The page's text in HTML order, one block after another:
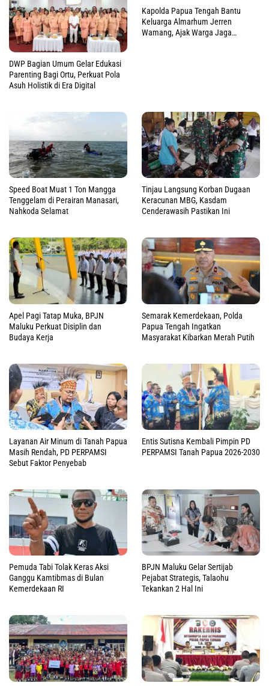
DWP Bagian Umum Gelar Edukasi
Parenting Bagi Ortu, Perkuat Pola
Asuh Holistik di Era Digital
Kapolda Papua Tengah Bantu
Keluarga Almarhum Jerren
Wamang, Ajak Warga Jaga
Speed Boat Muat 1 Ton Mangga
Tenggelam di Perairan Manasari,
Nahkoda Selamat
Tinjau Langsung Korban Dugaan
Keracunan MBG, Kasdam
Cenderawasih Pastikan Ini
Apel Pagi Tatap Muka, BPJN
Maluku Perkuat Disiplin dan
Budaya Kerja
Semarak Kemerdekaan, Polda
Papua Tengah Ingatkan
Masyarakat Kibarkan Merah Putih
Layanan Air Minum di Tanah Papua
Masih Rendah, PD PERPAMSI
Sebut Faktor Penyebab
Entis Sutisna Kembali Pimpin PD
PERPAMSI Tanah Papua 2026-2030
Pemuda Tabi Tolak Keras Aksi
Ganggu Kamtibmas di Bulan
Kemerdekaan RI
BPJN Maluku Gelar Sertijab
Pejabat Strategis, Talaohu
Tekankan 2 Hal Ini